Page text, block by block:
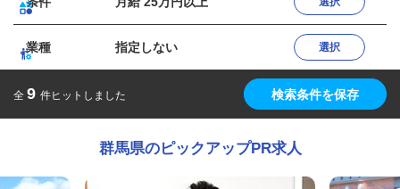
業種 指定しない 選択
全 9 件ヒットしました 検索条件を保存
群馬県のピックアップPR求人